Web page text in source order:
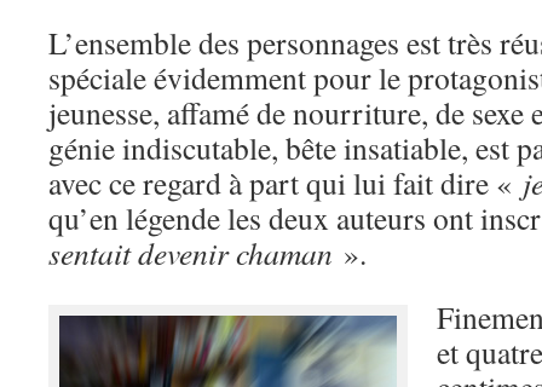
L’ensemble des personnages est très
spéciale évidemment pour le
jeunesse, affamé de nourriture, de sexe
génie indiscutable, bête insatiable, est
avec ce regard à part qui lui fait dire «
qu’en légende les deux auteurs ont
sentait devenir chaman ».
et